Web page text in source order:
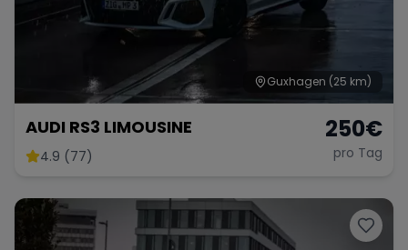
Guxhagen (25 km)
AUDI RS3 LIMOUSINE
4.9 (77)
250€
pro Tag